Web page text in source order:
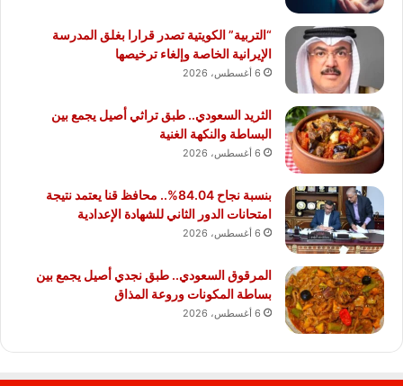
“التربية” الكويتية تصدر قرارا بغلق المدرسة
الإيرانية الخاصة وإلغاء ترخيصها
6 أغسطس، 2026
الثريد السعودي.. طبق تراثي أصيل يجمع بين
البساطة والنكهة الغنية
6 أغسطس، 2026
بنسبة نجاح 84.04%.. محافظ قنا يعتمد نتيجة
امتحانات الدور الثاني للشهادة الإعدادية
6 أغسطس، 2026
المرقوق السعودي.. طبق نجدي أصيل يجمع بين
بساطة المكونات وروعة المذاق
6 أغسطس، 2026